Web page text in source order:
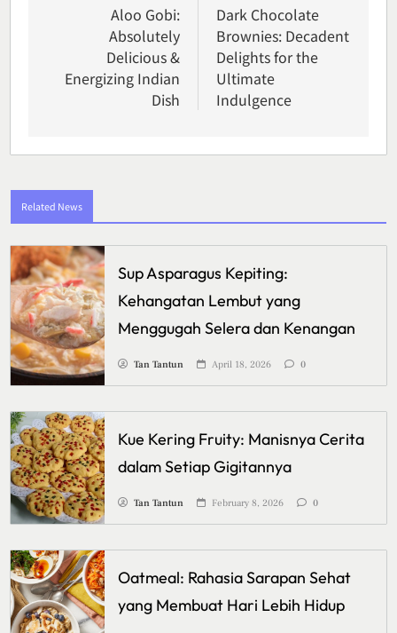
navigation
Aloo Gobi:
Absolutely
Delicious &
Energizing Indian
Dish
Dark Chocolate
Brownies: Decadent
Delights for the
Ultimate
Indulgence
Related News
Sup Asparagus Kepiting:
Kehangatan Lembut yang
Menggugah Selera dan Kenangan
Tan Tantun April 18, 2026 0
Kue Kering Fruity: Manisnya Cerita
dalam Setiap Gigitannya
Tan Tantun February 8, 2026 0
Oatmeal: Rahasia Sarapan Sehat
yang Membuat Hari Lebih Hidup